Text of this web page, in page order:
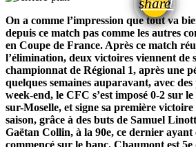
share
On a comme l’impression que tout va
depuis ce match pas comme les autres
en Coupe de France. Après ce match
l’élimination, deux victoires viennent de
championnat de Régional 1, après une
quelques semaines auparavant, avec
week-end, le CFC s’est imposé 0-2 sur
sur-Moselle, et signe sa première
saison, grâce à des buts de Samuel
Gaëtan Collin, à la 90e, ce dernier ayant